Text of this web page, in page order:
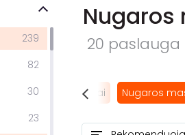
Nugaros
20
Masažų kompleksai Nugaros
239
82
30
23